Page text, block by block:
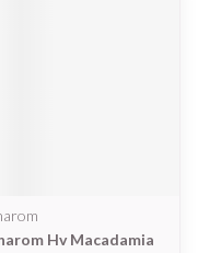
Hv Macadamia